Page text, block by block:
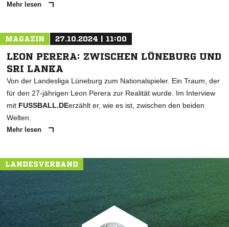
Mehr lesen
MAGAZIN 27.10.2024 | 11:00
LEON PERERA: ZWISCHEN LÜNEBURG UND
SRI LANKA
Von der Landesliga Lüneburg zum Nationalspieler. Ein Traum, der
für den 27-jährigen Leon Perera zur Realität wurde. Im Interview
mit FUSSBALL.DEerzählt er, wie es ist, zwischen den beiden
Welten.
Mehr lesen
LANDESVERBAND